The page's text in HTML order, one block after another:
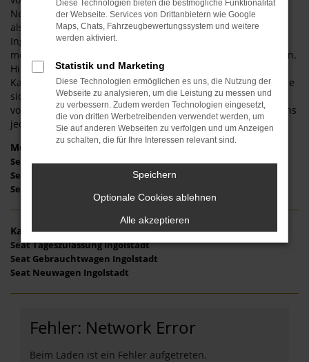
Neuwagen als auch Tageszulassungen, sowohl Jahreswagen
als auch Gebrauchtwagen. Für Ihren Kauf eines Seat in
Ingolstadt bringen wir die Kompetenz und Erfahrung aus
mehr als 40 Jahren im Automobilgeschäft in die Beratung ein.
Hinzu kommt, dass wir selbstverständlich auch nach dem
Kauf mit unserer Meisterwerkstatt für Sie da sind. Freuen Sie
sich auf ein indivduelles und maßgeschneidertes Fahrzeug
von Seat für Ihre Mobilität in Ingolstadt und sprechen Sie uns
jederzeit gerne an.
Modelle
Seat Arona Ingolstadt
Seat Ibiza Ingolstadt
Seat Leon Ingolstadt
Kategorie
Seat Tageszulassung Ingolstadt
Seat Gebrauchtwagen Ingolstadt
Seat Neuwagen Ingolstadt
Fehler: Network Error
Beim Laden ist ein Fehler aufgetreten.
Diese Technologien bieten die bestmögliche Funktionalität
der Webseite. Services von Drittanbietern wie Google
Maps, Chats, Fahrzeugbewertungssystem und weitere
werden aktiviert.
Statistik und Marketing
Diese Technologien ermöglichen es uns, die Nutzung der
Webseite zu analysieren, um die Leistung zu messen und
zu verbessern. Zudem werden Technologien eingesetzt,
die von dritten Werbetreibenden verwendet werden, um
Sie auf anderen Webseiten zu verfolgen und um Anzeigen
zu schalten, die für Ihre Interessen relevant sind.
Speichern
Optionale Cookies ablehnen
Alle akzeptieren